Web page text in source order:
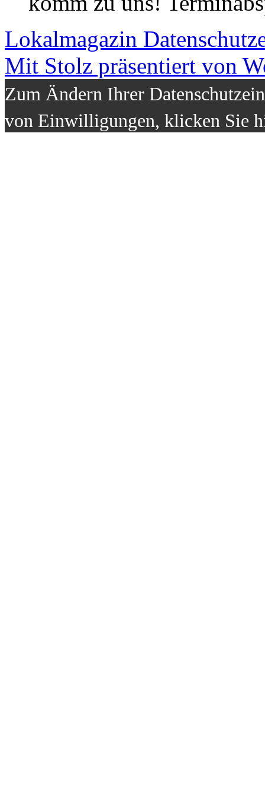
Lokalmagazin
Mit Stolz präsentiert von
Zum Ändern Ihrer
von Einwilligungen, klicken Sie